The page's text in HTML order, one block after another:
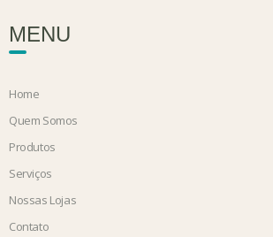
MENU
Home
Quem Somos
Produtos
Serviços
Nossas Lojas
Contato